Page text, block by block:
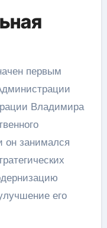
первым
Владимира
он занимался
его